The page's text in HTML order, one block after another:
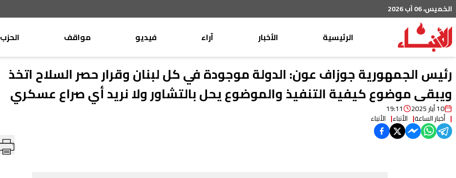
الخميس، 06 آب 2026
الرئيسية
الأخبار
محليات
عربي دولي
إقتصاد
آراء
موقف
الأنباء
كتّاب
الأنباء
فيديو مواقف
وليد جنبلاط
تيمور جنبلاط
التقدّمي
الحزب
رئيس الجمهورية جوزاف عون: الدولة موجودة في كل لبنان وقرار حصر السلاح اتخذ
ويبقى موضوع كيفية التنفيذ والموضوع يحل بالتشاور ولا نريد أي صراع عسكري
10 أيار 2025 19:11
أخبار الساعة الأنباء الأنباء